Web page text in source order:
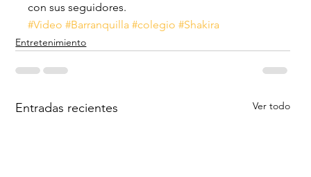
con sus seguidores.
#Video #Barranquilla #colegio #Shakira
Entretenimiento
Entradas recientes Ver todo